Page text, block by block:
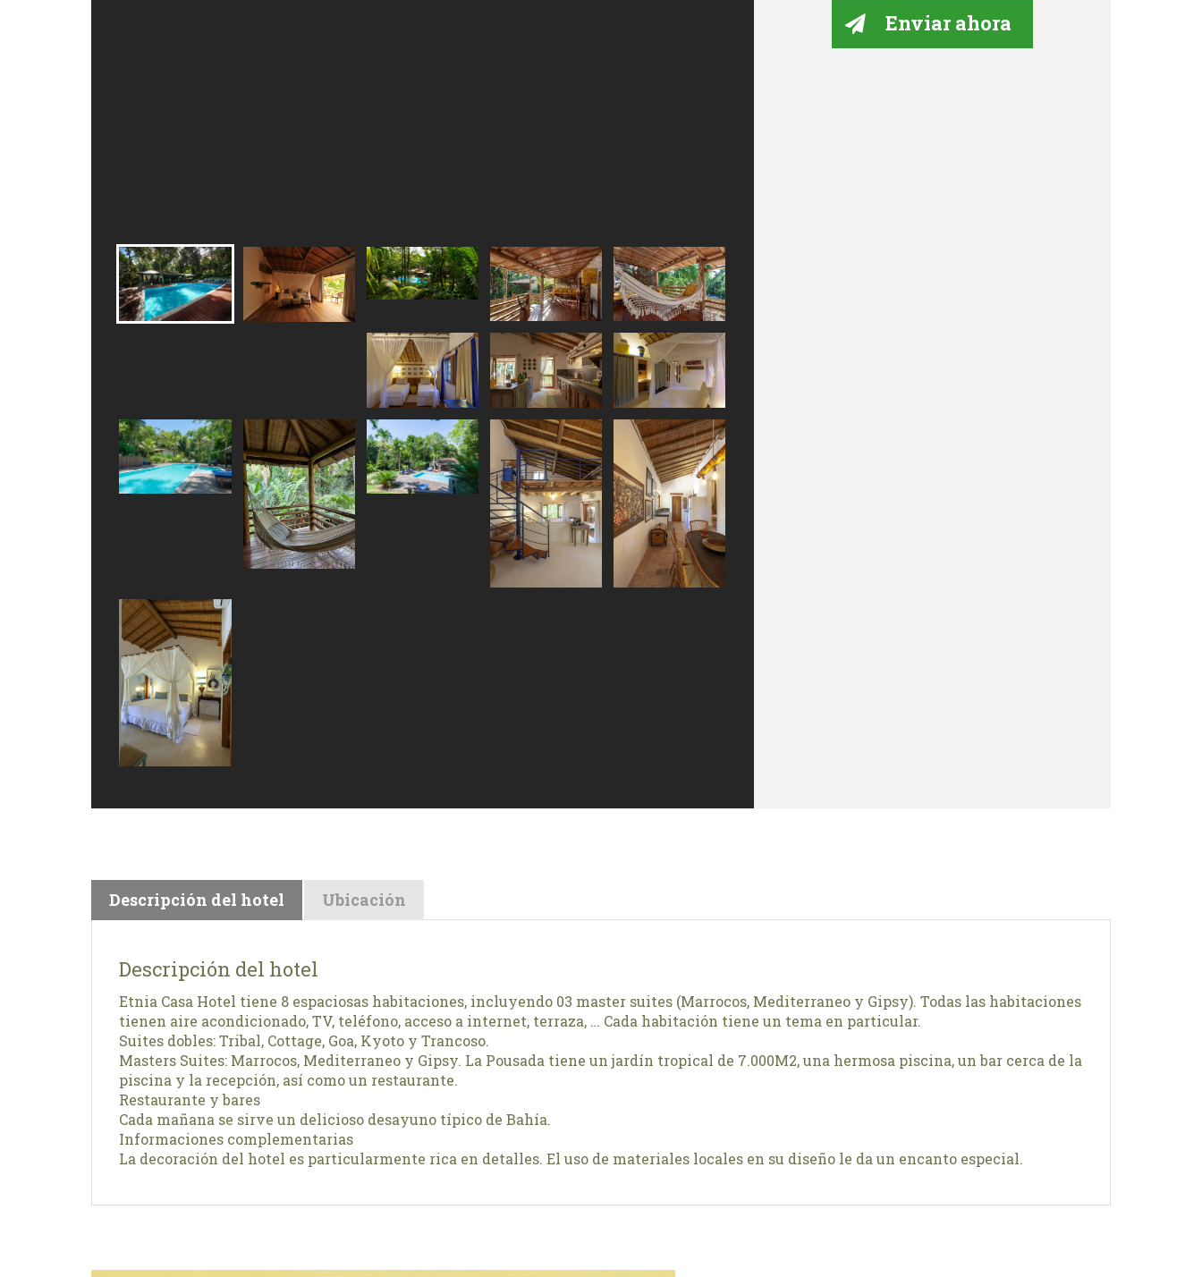
Descripción del hotel Ubicación
Descripción del hotel
Etnia Casa Hotel tiene 8 espaciosas habitaciones, incluyendo 03 master suites (Marrocos, Mediterraneo y Gipsy). Todas las habitaciones
tienen aire acondicionado, TV, teléfono, acceso a internet, terraza, … Cada habitación tiene un tema en particular.
Suites dobles: Tribal, Cottage, Goa, Kyoto y Trancoso.
Masters Suites: Marrocos, Mediterraneo y Gipsy. La Pousada tiene un jardín tropical de 7.000M2, una hermosa piscina, un bar cerca de la
piscina y la recepción, así como un restaurante.
Restaurante y bares
Cada mañana se sirve un delicioso desayuno típico de Bahía.
Informaciones complementarias
La decoración del hotel es particularmente rica en detalles. El uso de materiales locales en su diseño le da un encanto especial.